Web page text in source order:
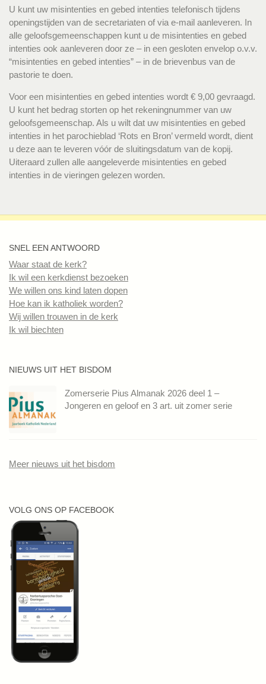
U kunt uw misintenties en gebed intenties telefonisch tijdens
openingstijden van de secretariaten of via e-mail aanleveren. In
alle geloofsgemeenschappen kunt u de misintenties en gebed
intenties ook aanleveren door ze – in een gesloten envelop o.v.v.
“misintenties en gebed intenties” – in de brievenbus van de
pastorie te doen.
Voor een misintenties en gebed intenties wordt € 9,00 gevraagd.
U kunt het bedrag storten op het rekeningnummer van uw
geloofsgemeenschap. Als u wilt dat uw misintenties en gebed
intenties in het parochieblad ‘Rots en Bron’ vermeld wordt, dient
u deze aan te leveren vóór de sluitingsdatum van de kopij.
Uiteraard zullen alle aangeleverde misintenties en gebed
intenties in de vieringen gelezen worden.
SNEL EEN ANTWOORD
Waar staat de kerk?
Ik wil een kerkdienst bezoeken
We willen ons kind laten dopen
Hoe kan ik katholiek worden?
Wij willen trouwen in de kerk
Ik wil biechten
NIEUWS UIT HET BISDOM
Zomerserie Pius Almanak 2026 deel 1 –
Jongeren en geloof en 3 art. uit zomer serie
Meer nieuws uit het bisdom
VOLG ONS OP FACEBOOK